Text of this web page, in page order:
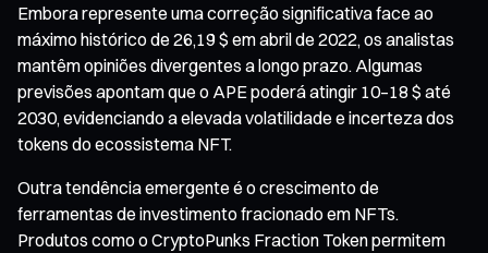
Embora represente uma correção significativa face ao
máximo histórico de 26,19 $ em abril de 2022, os analistas
mantêm opiniões divergentes a longo prazo. Algumas
previsões apontam que o APE poderá atingir 10–18 $ até
2030, evidenciando a elevada volatilidade e incerteza dos
tokens do ecossistema NFT.
Outra tendência emergente é o crescimento de
ferramentas de investimento fracionado em NFTs.
Produtos como o CryptoPunks Fraction Token permitem